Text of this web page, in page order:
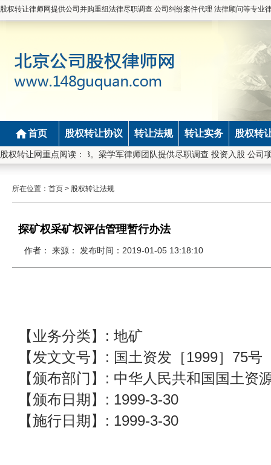
股权转让律师网提供公司并购重组法律尽职调查 公司纠纷案件代理 法律顾问等专业
首页 股权转让协议 转让法规 转让实务 股权转
股权转让网重点阅读：。梁学军律师团队提供尽职调查 投资入股 公司项
所在位置： 首页 > 股权转让法规
探矿权采矿权评估管理暂行办法
作者： 来源： 发布时间：2019-01-05 13:18:10
【业务分类】: 地矿
【发文文号】: 国土资发［1999］75号
【颁布部门】: 中华人民共和国国土资
【颁布日期】: 1999-3-30
【施行日期】: 1999-3-30